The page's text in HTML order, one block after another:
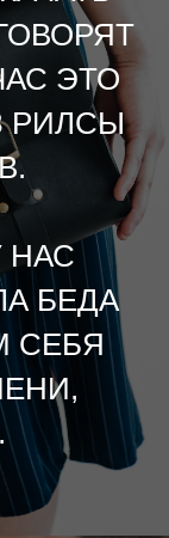
ЭТО
РИЛСЫ
НАС
БЕДА
СЕБЯ